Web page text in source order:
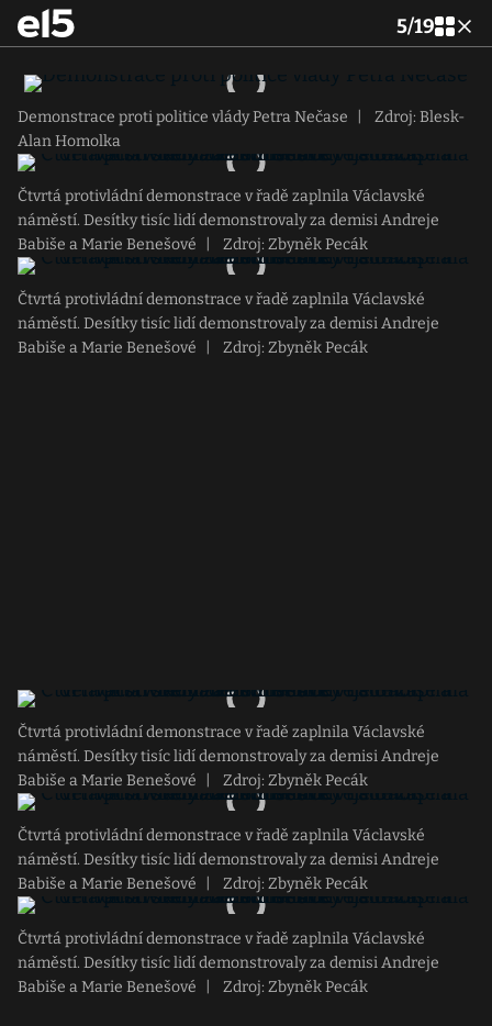
5/19
Demonstrace proti politice vlády Petra Nečase
Zdroj: Blesk-
Alan Homolka
Čtvrtá protivládní demonstrace v řadě zaplnila Václavské
náměstí. Desítky tisíc lidí demonstrovaly za demisi Andreje
Babiše a Marie Benešové
Zdroj: Zbyněk Pecák
Čtvrtá protivládní demonstrace v řadě zaplnila Václavské
náměstí. Desítky tisíc lidí demonstrovaly za demisi Andreje
Babiše a Marie Benešové
Zdroj: Zbyněk Pecák
Čtvrtá protivládní demonstrace v řadě zaplnila Václavské
náměstí. Desítky tisíc lidí demonstrovaly za demisi Andreje
Babiše a Marie Benešové
Zdroj: Zbyněk Pecák
Čtvrtá protivládní demonstrace v řadě zaplnila Václavské
náměstí. Desítky tisíc lidí demonstrovaly za demisi Andreje
Babiše a Marie Benešové
Zdroj: Zbyněk Pecák
Čtvrtá protivládní demonstrace v řadě zaplnila Václavské
náměstí. Desítky tisíc lidí demonstrovaly za demisi Andreje
Babiše a Marie Benešové
Zdroj: Zbyněk Pecák